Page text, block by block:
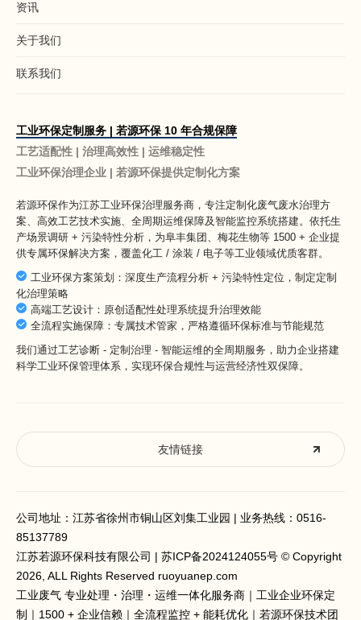
资讯
关于我们
联系我们
工业环保定制服务 | 若源环保 10 年合规保障
工艺适配性 | 治理高效性 | 运维稳定性
工业环保治理企业 | 若源环保提供定制化方案
若源环保作为江苏工业环保治理服务商 ，专注定制化废气废水治理方
案、高效工艺技术实施、全周期运维保障及智能监控系统搭建。依托生
产场景调研 + 污染特性分析，为阜丰集团、梅花生物等 1500 + 企业提
供专属环保解决方案，覆盖化工 / 涂装 / 电子等工业领域优质客群。
工业环保方案策划：深度生产流程分析 + 污染特性定位，制定定制
化治理策略
高端工艺设计：原创适配性处理系统提升治理效能
全流程实施保障：专属技术管家，严格遵循环保标准与节能规范
我们通过工艺诊断 - 定制治理 - 智能运维的全周期服务，助力企业搭建
科学工业环保管理体系，实现环保合规性与运营经济性双保障。
公司地址：江苏省徐州市铜山区刘集工业园 | 业务热线： 0516-
85137789
江苏若源环保科技有限公司 | 苏ICP备2024124055号 © Copyright
2026, ALL Rights Reserved ruoyuanep.com
工业废气 专业处理 ・治理・运维一体化服务商｜工业企业环保定
制｜1500 + 企业信赖｜全流程监控 + 能耗优化｜若源环保技术团
友情链接